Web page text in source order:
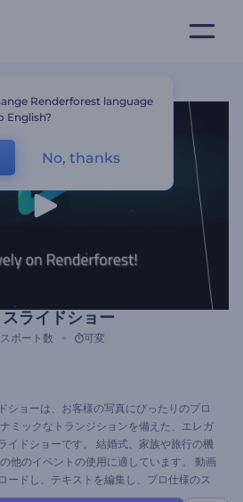
スライドショー
ポート数 可変
ショーは、お客様の写真にぴったりのプロ
ミックなトランジションを備えた、エレガ
イドショーです。 結婚式、家族や旅行の機
他のイベントの使用に適しています。 動画
ードし、テキストを編集し、プロ仕様のス
選択しましょう。
Renderforest language
English?
No, thanks